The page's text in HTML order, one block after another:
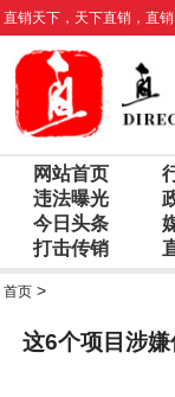
直销天下 ， 天下直销 ， 直
网站首页
违法曝光
今日头条
打击传销
首页 >
这6个项目涉